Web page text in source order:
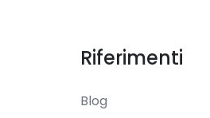
Riferimenti
Blog